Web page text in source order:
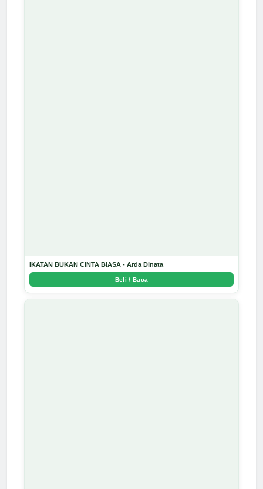
IKATAN BUKAN CINTA BIASA - Arda Dinata
Beli / Baca